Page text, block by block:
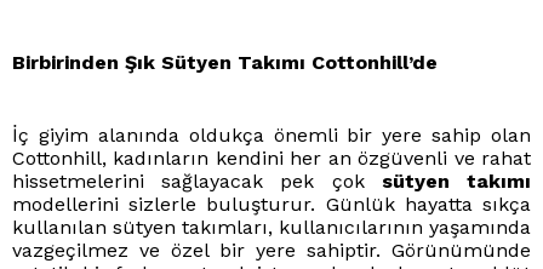
Birbirinden Şık Sütyen Takımı Cottonhill’de
İç giyim alanında oldukça önemli bir yere sahip olan
Cottonhill, kadınların kendini her an özgüvenli ve rahat
hissetmelerini sağlayacak pek çok sütyen takımı
modellerini sizlerle buluşturur. Günlük hayatta sıkça
kullanılan sütyen takımları, kullanıcılarının yaşamında
vazgeçilmez ve özel bir yere sahiptir. Görünümünde